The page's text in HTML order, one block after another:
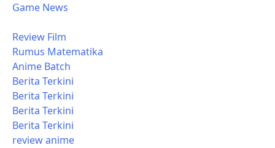
Game News
Review Film
Rumus Matematika
Anime Batch
Berita Terkini
Berita Terkini
Berita Terkini
Berita Terkini
review anime